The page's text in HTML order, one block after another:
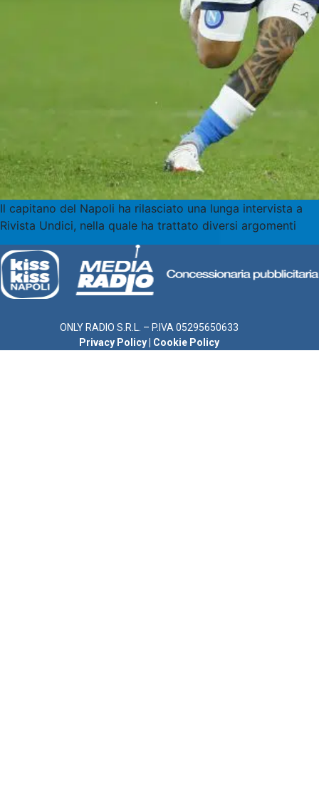
Il capitano del Napoli ha rilasciato una lunga intervista a
Rivista Undici, nella quale ha trattato diversi argomenti
ONLY RADIO S.R.L. – P.IVA 05295650633
Privacy Policy
Cookie Policy